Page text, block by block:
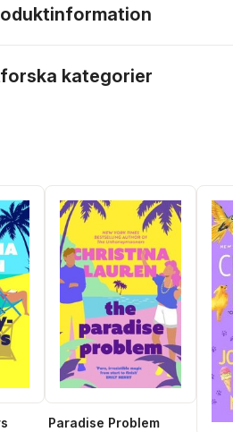
kategorier
Paradise Problem